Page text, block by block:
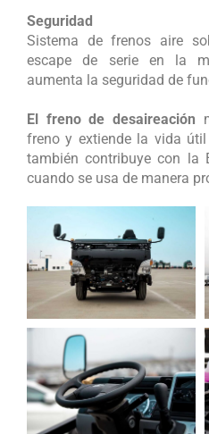
Seguridad
Sistema de frenos aire
escape de serie en la
aumenta la seguridad de
El freno de desaireación
freno y extiende la vida
también contribuye con la
cuando se usa de manera